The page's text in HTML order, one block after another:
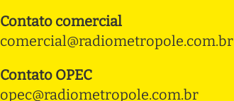
Contato comercial
comercial@radiometropole.com.br
Contato OPEC
opec@radiometropole.com.br